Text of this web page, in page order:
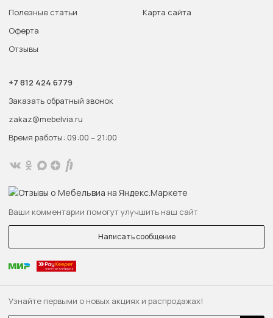
Узнайте первыми о новых акциях и распродажах!
Полезные статьи
Оферта
Отзывы
Карта сайта
+7 812 424 6779
Заказать обратный звонок
zakaz@mebelvia.ru
Время работы: 09:00 – 21:00
Ваши комментарии помогут улучшить наш сайт
Написать сообщение